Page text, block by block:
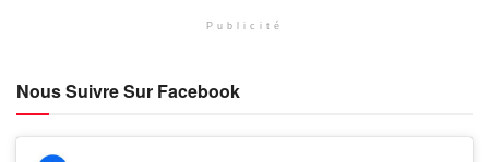
Publicité
Nous Suivre Sur Facebook